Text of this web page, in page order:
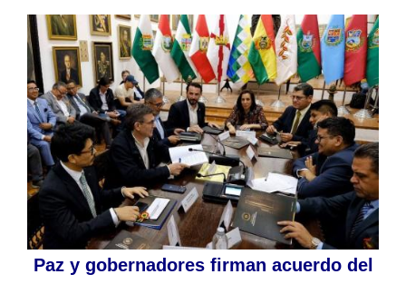
Paz y gobernadores firman acuerdo del